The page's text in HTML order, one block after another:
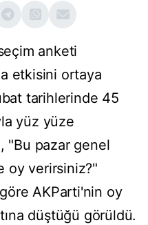
anketi
etkisini ortaya
tarihlerinde 45
yüz yüze
"Bu pazar genel
oy verirsiniz?"
AKParti'nin oy
düştüğü görüldü.